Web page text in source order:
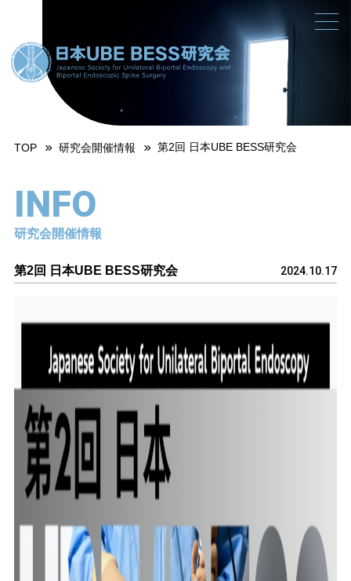
TOP 研究会開催情報 第2回 日本UBE BESS研究会
INFO
研究会開催情報
第2回 日本UBE BESS研究会 2024.10.17